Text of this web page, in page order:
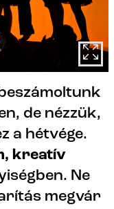
de nézzük,
a hétvége.
kreatív
Ne
megvár